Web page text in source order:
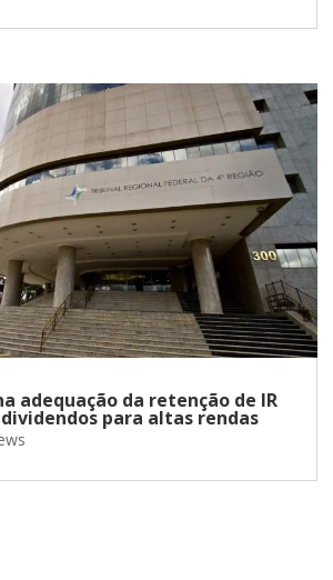
adequação da retenção de IR
para altas rendas